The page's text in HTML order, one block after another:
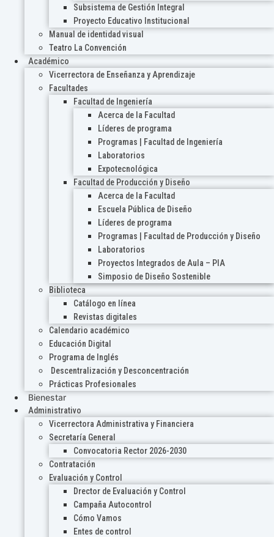
Subsistema de Gestión Integral
Proyecto Educativo Institucional
Manual de identidad visual
Teatro La Convención
Académico
Vicerrectora de Enseñanza y Aprendizaje
Facultades
Facultad de Ingeniería
Acerca de la Facultad
Líderes de programa
Programas | Facultad de Ingeniería
Laboratorios
Expotecnológica
Facultad de Producción y Diseño
Acerca de la Facultad
Escuela Pública de Diseño
Líderes de programa
Programas | Facultad de Producción y Diseño
Laboratorios
Proyectos Integrados de Aula – PIA
Simposio de Diseño Sostenible
Biblioteca
Catálogo en línea
Revistas digitales
Calendario académico
Educación Digital
Programa de Inglés
Descentralización y Desconcentración
Prácticas Profesionales
Bienestar
Administrativo
Vicerrectora Administrativa y Financiera
Secretaría General
Convocatoria Rector 2026-2030
Contratación
Evaluación y Control
Drector de Evaluación y Control
Campaña Autocontrol
Cómo Vamos
Entes de control